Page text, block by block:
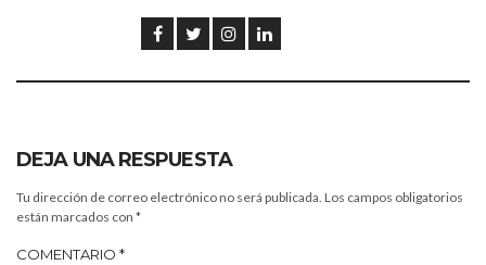
DEJA UNA RESPUESTA
Tu dirección de correo electrónico no será publicada. Los campos obligatorios
están marcados con *
COMENTARIO *